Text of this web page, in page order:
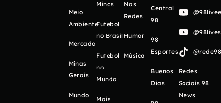
Meio
Ambiente
Mercado
Minas
Gerais
Mundo
Minas
Futebol
no Brasil
Futebol
no
Mundo
Mais
Nas
Redes
Humor
Música
Central
98
98
Esportes
Buenos
Días
Redes
Sociais 98
News